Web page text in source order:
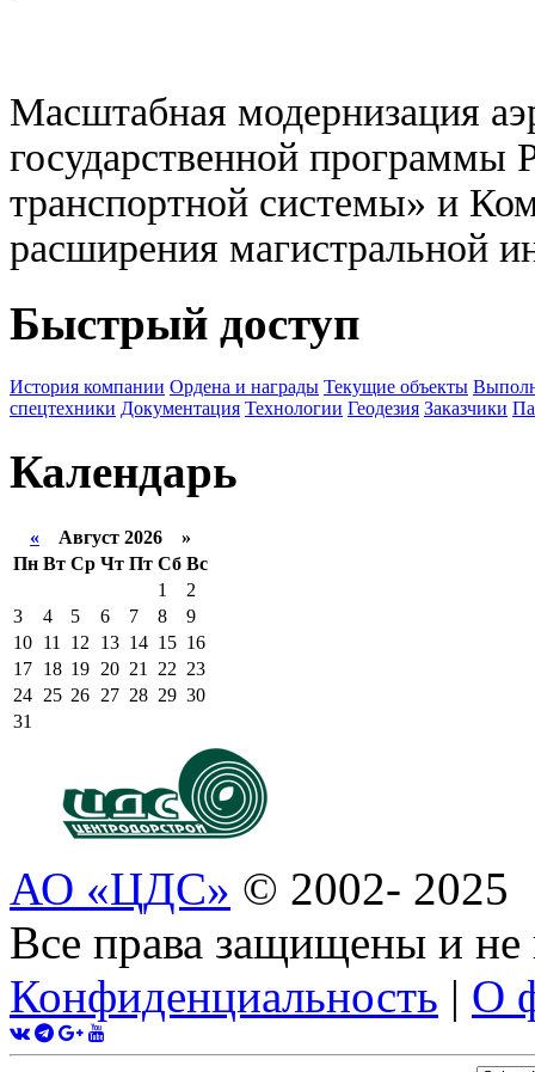
Масштабная модернизация
государственной программы
транспортной системы» и
расширения магистральной
Быстрый доступ
История компании Ордена и награды Текущие объекты
спецтехники Документация Технологии Геодезия Заказчики
Календарь
« Август 2026 »
Пн Вт Ср Чт Пт Сб Вс
1
2
3
4 5 6 7 8
9
10 11 12 13 14 15 16
17 18 19 20 21 22 23
24 25 26 27 28 29 30
31
АО «ЦДС» © 2002- 2025
Все права защищены и
Конфиденциальность | О